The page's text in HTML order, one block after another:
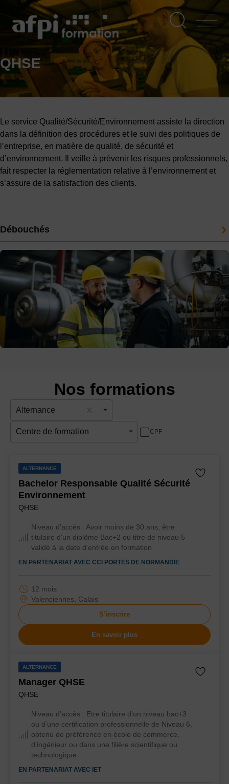
contenu
QHSE
Le service Qualité/Sécurité/Environnement assiste la direction
dans la définition des procédures et le suivi des politiques de
l’entreprise, en matière de qualité, de sécurité et
d’environnement. Il veille à prévenir les risques professionnels,
fait respecter la réglementation relative à l’environnement et
s’assure de la satisfaction des clients.
Débouchés
Nos formations
Alternance
Centre de formation CPF
ALTERNANCE
Bachelor Responsable Qualité Sécurité
Environnement
QHSE
Niveau d’accès : Avoir moins de 30 ans, être
titulaire d’un diplôme Bac+2 ou titre de niveau 5
validé à la date d’entrée en formation
EN PARTENARIAT AVEC CCI PORTES DE NORMANDIE
Valenciennes, Calais
12 mois
S’inscrire
En savoir plus
ALTERNANCE
Manager QHSE
QHSE
Niveau d’accès : Etre titulaire d’un niveau bac+3
ou d’une certification professionnelle de Niveau 6,
obtenu de préférence en école de commerce,
d’ingénieur ou dans une filière scientifique ou
technologique.
EN PARTENARIAT AVEC IET